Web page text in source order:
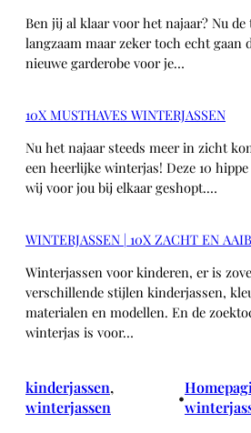
Ben jij al klaar voor het najaar? Nu
langzaam maar zeker toch echt gaan
nieuwe garderobe voor je…
10X MUSTHAVES WINTERJASSEN
Nu het najaar steeds meer in zicht
een heerlijke winterjas! Deze 10
wij voor jou bij elkaar geshopt.…
WINTERJASSEN | 10X ZACHT EN
Winterjassen voor kinderen, er is
verschillende stijlen kinderjassen,
materialen en modellen. En de
winterjas is voor…
kinderjassen
winterjassen
•